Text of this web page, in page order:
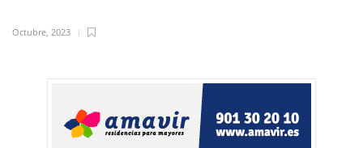
Octubre, 2023